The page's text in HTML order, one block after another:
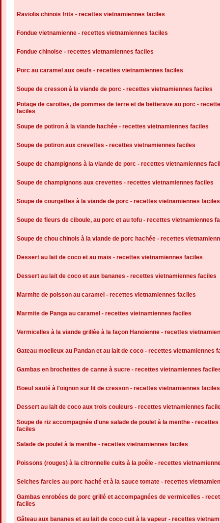
Raviolis chinois frits - recettes vietnamiennes faciles
Fondue vietnamienne - recettes vietnamiennes faciles
Fondue chinoise - recettes vietnamiennes faciles
Porc au caramel aux oeufs - recettes vietnamiennes faciles
Soupe de cresson à la viande de porc - recettes vietnamiennes faciles
Potage de carottes, de pommes de terre et de betterave au porc -
faciles
Soupe de potiron à la viande hachée - recettes vietnamiennes faciles
Soupe de potiron aux crevettes - recettes vietnamiennes faciles
Soupe de champignons à la viande de porc - recettes vietnamiennes
Soupe de champignons aux crevettes - recettes vietnamiennes faciles
Soupe de courgettes à la viande de porc - recettes vietnamiennes faciles
Soupe de fleurs de ciboule, au porc et au tofu - recettes vietnamiennes
Soupe de chou chinois à la viande de porc hachée - recettes
Dessert au lait de coco et au maïs - recettes vietnamiennes faciles
Dessert au lait de coco et aux bananes - recettes vietnamiennes faciles
Marmite de poisson au caramel - recettes vietnamiennes faciles
Marmite de Panga au caramel - recettes vietnamiennes faciles
Vermicelles à la viande grillée à la façon Hanoïenne - recettes
Gateau moelleux au Pandan et au lait de coco - recettes vietnamiennes
Gambas en brochettes de canne à sucre - recettes vietnamiennes
Boeuf sauté à l'oignon sur lit de cresson - recettes vietnamiennes faciles
Dessert au lait de coco aux trois couleurs - recettes vietnamiennes
Soupe de riz accompagnée d'une salade de poulet à la menthe -
faciles
Salade de poulet à la menthe - recettes vietnamiennes faciles
Poissons (rouges) à la citronnelle cuits à la poêle - recettes
Seiches farcies au porc haché et à la sauce tomate - recettes
Gambas enrobées de porc grillé et accompagnées de vermicelles -
faciles
Gâteau aux bananes et au lait de coco cuit à la vapeur - recettes